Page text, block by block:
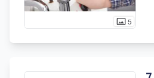
photo_size_select_actual5